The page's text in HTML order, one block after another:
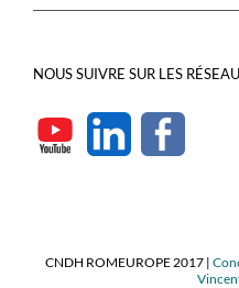
NOUS SUIVRE SUR LES
CNDH ROMEUROPE 2017 |